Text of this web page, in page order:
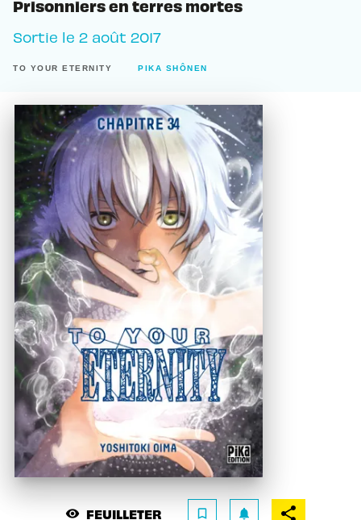
Prisonniers en terres mortes
Sortie le 2 août 2017
TO YOUR ETERNITY PIKA SHÔNEN
visibility FEUILLETER bookmark_border notifications